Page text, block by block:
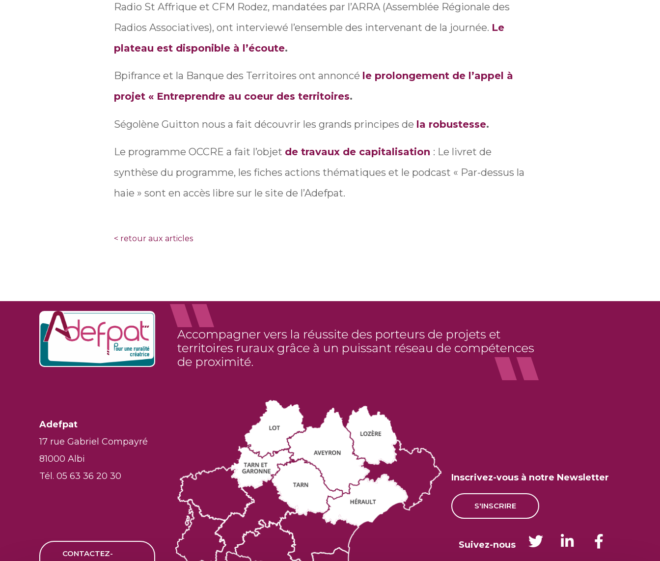
Radio St Affrique et CFM Rodez, mandatées par l’ARRA (Assemblée Régionale des
Radios Associatives), ont interviewé l’ensemble des intervenant de la journée. Le
plateau est disponible à l’écoute.
Bpifrance et la Banque des Territoires ont annoncé le prolongement de l’appel à
projet « Entreprendre au coeur des territoires.
Ségolène Guitton nous a fait découvrir les grands principes de la robustesse.
Le programme OCCRE a fait l’objet de travaux de capitalisation : Le livret de
synthèse du programme, les fiches actions thématiques et le podcast « Par-dessus la
haie » sont en accès libre sur le site de l’Adefpat.
< retour aux articles
Adefpat
17 rue Gabriel Compayré
81000 Albi
Tél. 05 63 36 20 30
CONTACTEZ-
Inscrivez-vous à notre Newsletter
S'INSCRIRE
Suivez-nous